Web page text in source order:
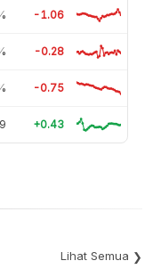
-1.06
-0.28
-0.75
+0.43
Lihat Semua